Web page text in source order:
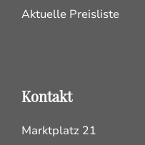
Aktuelle Preisliste
Kontakt
Marktplatz 21